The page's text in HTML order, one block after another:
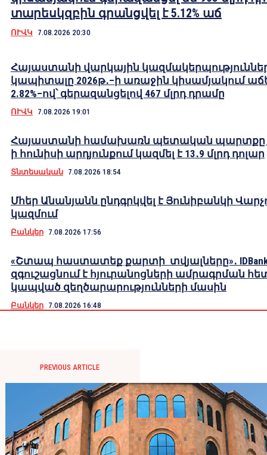
տարեսկզբին գրանցվել է 5.12% աճ
ՈՒՎԿ 7.08.2026 20:30
Հայաստանի վարկային
կապիտալը 2026թ․–ի առաջին կիսամյակում
2.82%–ով՝ գերազանցելով 467 մլրդ դրամը
ՈՒՎԿ 7.08.2026 19:01
Հայաստանի համախառն պետական պարտքը
ի հունիսի արդյունքում կազմել է 13․9 մլրդ դոլար
Տնտեսական 7.08.2026 18:54
Մհեր Անանյանն ընդգրկվել է Յունիբանկի
կազմում
Բանկեր 7.08.2026 17:56
«Շտապ հաստատեք քարտի տվյալները»․
զգուշացնում է հյուրանոցների ամրագրման
կապված զեղծարարությունների մասին
Բանկեր 7.08.2026 16:48
PREVIOUS ARTICLE